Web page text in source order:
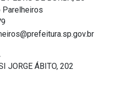
Parelheiros
JORGE ÁBITO, 202